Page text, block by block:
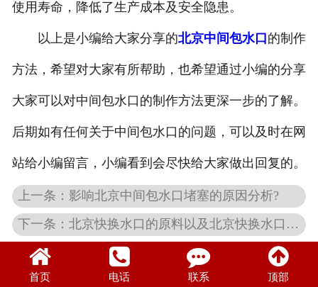
使用寿命，降低了生产成本及安全隐患。
以上是小编给大家分享的北京中间包水口 的制作
方法，希望对大家有所帮助，也希望通过小编的分享
大家可以对中间包水口的制作方法更深一步的了解。
后期如有任何关于中间包水口的问题，可以及时在网
站给小编留言，小编看到会尽快给大家做出回复的。
上一条：影响北京中间包水口堵塞的原因分析?
下一条：北京快换水口的原料以及北京快换水口的生产流程？
首页 电话 联系 顶部